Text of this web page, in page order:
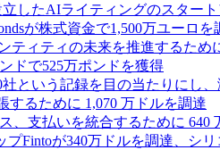
したAIライティングのスター
が株式資金で1,500万ユーロを
ティティの未来を推進するため
ドで525万ポンドを獲得
という記録を目の当たりにし
するために 1,070 万ドルを調達
、支払いを統合するために 640
プFintoが340万ドルを調達、シ